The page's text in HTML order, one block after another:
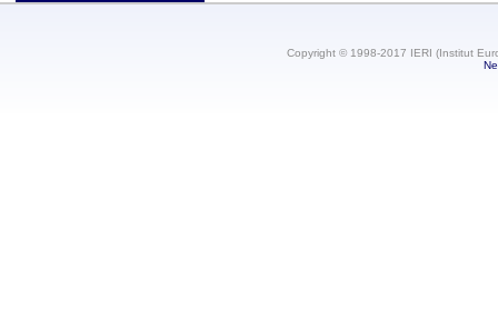
Copyright © 1998-2017 IERI (Institut